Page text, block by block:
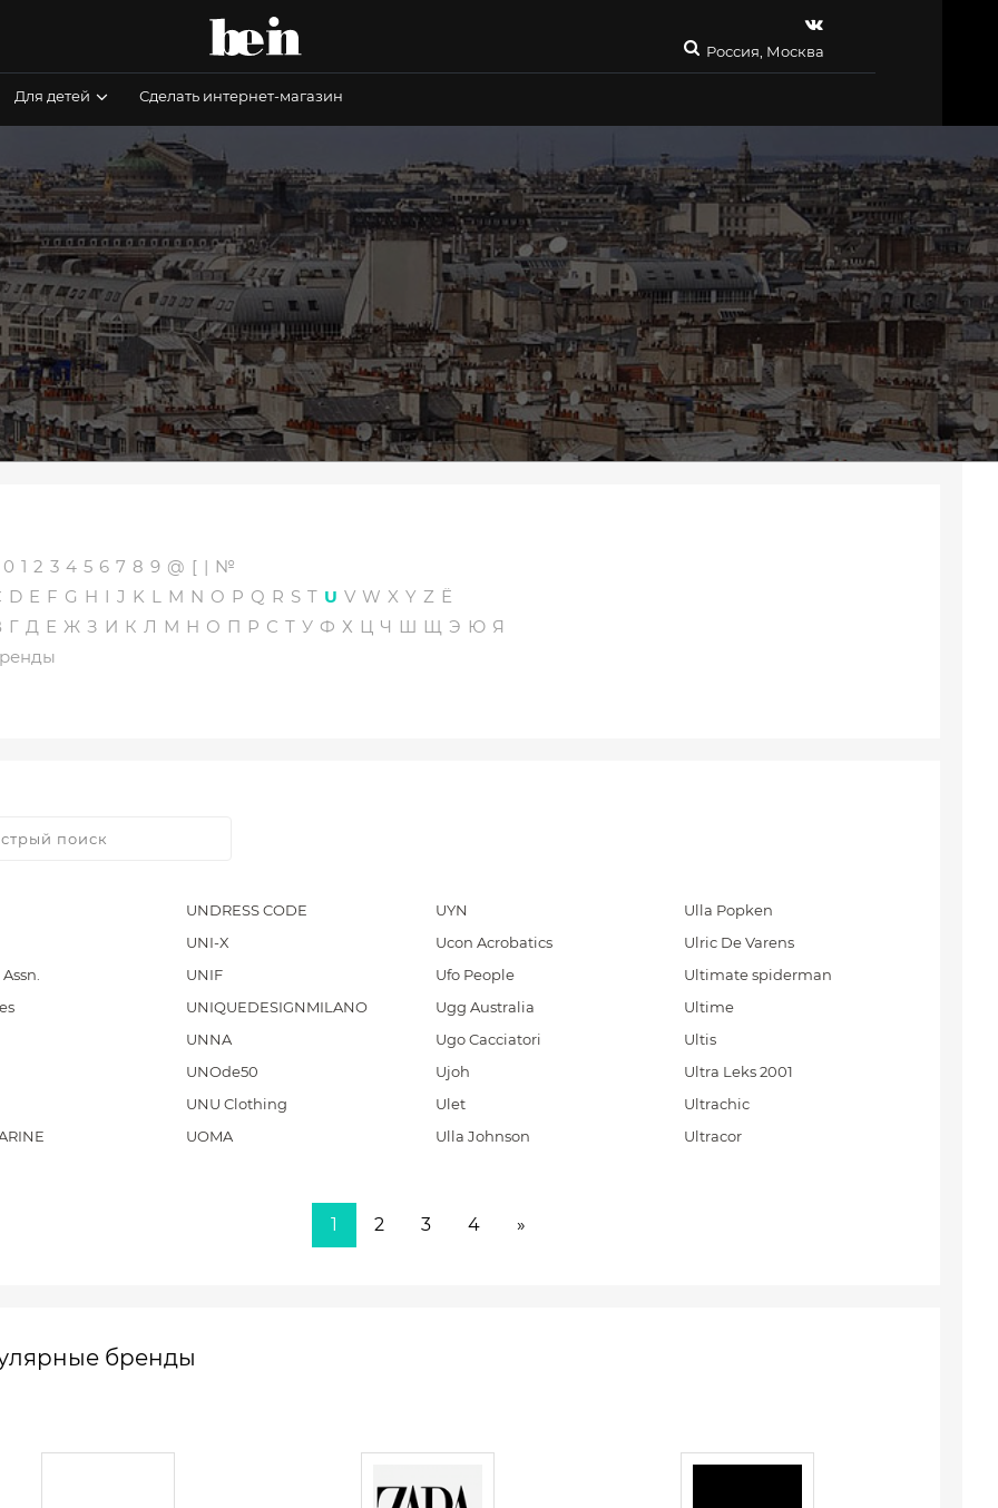
Россия, Москва
Для детей Сделать интернет-магазин
0 1 2 3 4 5 6 7 8 9 @ [ | №
D E F G H I J K L M N O P Q R S T U V W X Y Z Ё
Г Д Е Ж З И К Л М Н О П Р С Т У Ф Х Ц Ч Ш Щ Э Ю Я
UNDRESS CODE
UNI-X
UNIF
UNIQUEDESIGNMILANO
UNNA
UNOde50
UNU Clothing
UOMA
UYN
Ucon Acrobatics
Ufo People
Ugg Australia
Ugo Cacciatori
Ujoh
Ulet
Ulla Johnson
Ulla Popken
Ulric De Varens
Ultimate spiderman
Ultime
Ultis
Ultra Leks 2001
Ultrachic
Ultracor
1 2 3 4 »
бренды